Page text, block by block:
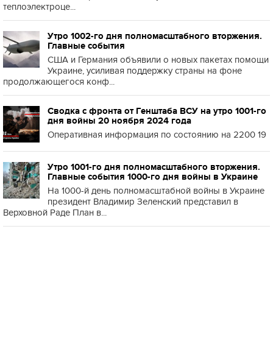
теплоэлектроце...
Утро 1002-го дня полномасштабного вторжения.
Главные события
США и Германия объявили о новых пакетах помощи
Украине, усиливая поддержку страны на фоне
продолжающегося конф...
Сводка с фронта от Генштаба ВСУ на утро 1001-го
дня войны 20 ноября 2024 года
Оперативная информация по состоянию на 2200 19
Утро 1001-го дня полномасштабного вторжения.
Главные события 1000-го дня войны в Украине
На 1000-й день полномасштабной войны в Украине
президент Владимир Зеленский представил в
Верховной Раде План в...